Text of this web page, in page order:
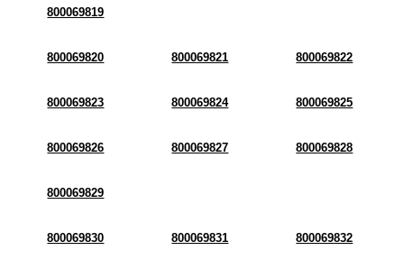
800069819
800069820 800069821 800069822
800069823 800069824 800069825
800069826 800069827 800069828
800069829
800069830 800069831 800069832